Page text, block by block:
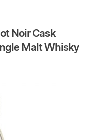
Noir Cask
Malt Whisky